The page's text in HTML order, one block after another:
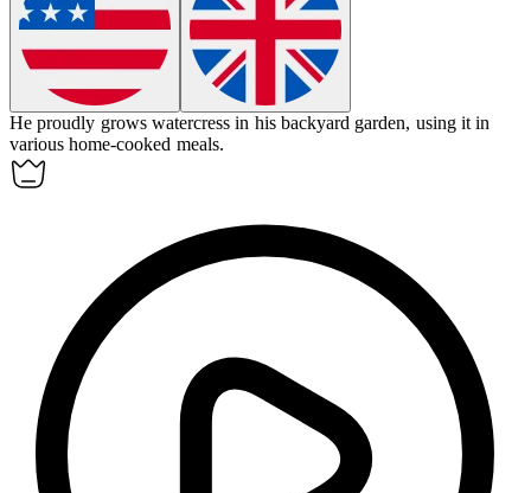
He proudly grows watercress in his backyard garden, using it in
various home-cooked meals.